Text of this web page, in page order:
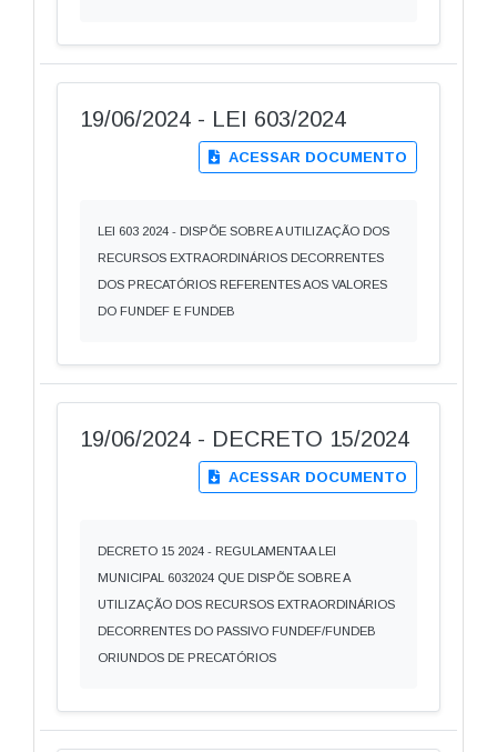
19/06/2024 - LEI 603/2024
ACESSAR DOCUMENTO
LEI 603 2024 - DISPÕE SOBRE A UTILIZAÇÃO DOS
RECURSOS EXTRAORDINÁRIOS DECORRENTES
DOS PRECATÓRIOS REFERENTES AOS VALORES
DO FUNDEF E FUNDEB
19/06/2024 - DECRETO 15/2024
ACESSAR DOCUMENTO
DECRETO 15 2024 - REGULAMENTA A LEI
MUNICIPAL 6032024 QUE DISPÕE SOBRE A
UTILIZAÇÃO DOS RECURSOS EXTRAORDINÁRIOS
DECORRENTES DO PASSIVO FUNDEF/FUNDEB
ORIUNDOS DE PRECATÓRIOS